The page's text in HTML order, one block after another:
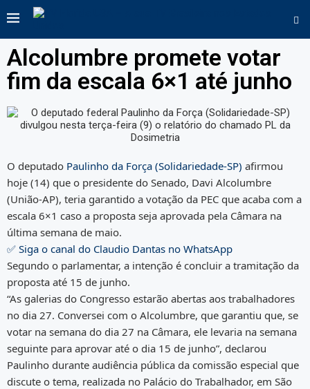
Alcolumbre promete votar
fim da escala 6×1 até junho
O deputado Paulinho da Força (Solidariedade-SP) afirmou
hoje (14) que o presidente do Senado, Davi Alcolumbre
(União-AP), teria garantido a votação da PEC que acaba com a
escala 6×1 caso a proposta seja aprovada pela Câmara na
última semana de maio.
✅ Siga o canal do Claudio Dantas no WhatsApp
Segundo o parlamentar, a intenção é concluir a tramitação da
proposta até 15 de junho.
“As galerias do Congresso estarão abertas aos trabalhadores
no dia 27. Conversei com o Alcolumbre, que garantiu que, se
votar na semana do dia 27 na Câmara, ele levaria na semana
seguinte para aprovar até o dia 15 de junho”, declarou
Paulinho durante audiência pública da comissão especial que
discute o tema, realizada no Palácio do Trabalhador, em São